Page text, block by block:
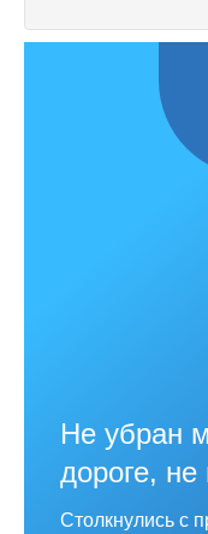
Не убран
дороге,
Столкнулись с